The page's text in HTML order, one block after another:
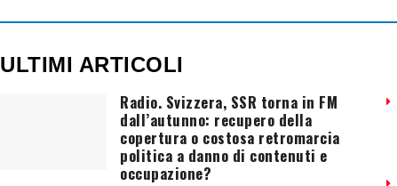
ULTIMI ARTICOLI
Radio. Svizzera, SSR torna in FM
dall’autunno: recupero della
copertura o costosa retromarcia
politica a danno di contenuti e
occupazione?